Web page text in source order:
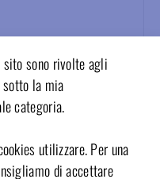
sono rivolte agli
la mia
categoria.
utilizzare. Per una
di accettare
mm